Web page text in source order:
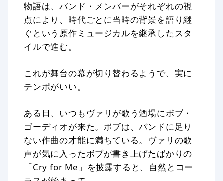
物語は、バンド・メンバーがそれぞれの視
点により、時代ごとに当時の背景を語り継
ぐという原作ミュージカルを継承したスタ
イルで進む。
これが舞台の幕が切り替わるようで、実に
テンポがいい。
ある日、いつもヴァリが歌う酒場にボブ・
ゴーディオが来た。ボブは、バンドに足り
ない作曲の才能に満ちている。ヴァリの歌
声が気に入ったボブが書き上げたばかりの
「Cry for Me」を披露すると、自然とコー